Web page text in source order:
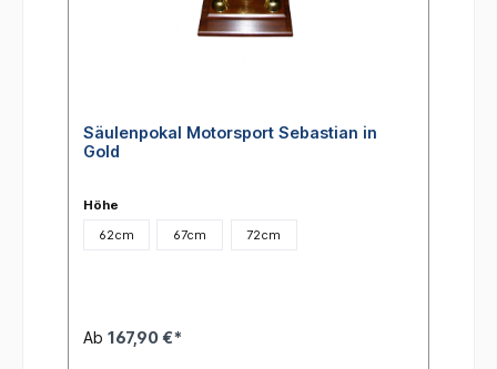
Säulenpokal Motorsport Sebastian in
Gold
Höhe
62cm
67cm 72cm
Ab 167,90 €*